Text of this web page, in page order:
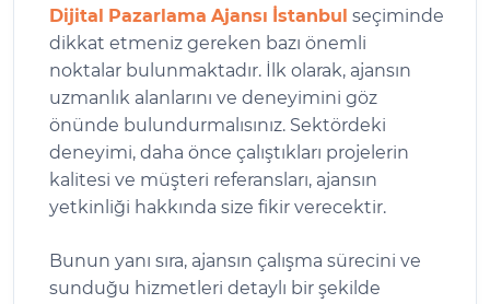
Dijital Pazarlama Ajansı İstanbul seçiminde
dikkat etmeniz gereken bazı önemli
noktalar bulunmaktadır. İlk olarak, ajansın
uzmanlık alanlarını ve deneyimini göz
önünde bulundurmalısınız. Sektördeki
deneyimi, daha önce çalıştıkları projelerin
kalitesi ve müşteri referansları, ajansın
yetkinliği hakkında size fikir verecektir.
Bunun yanı sıra, ajansın çalışma sürecini ve
sunduğu hizmetleri detaylı bir şekilde